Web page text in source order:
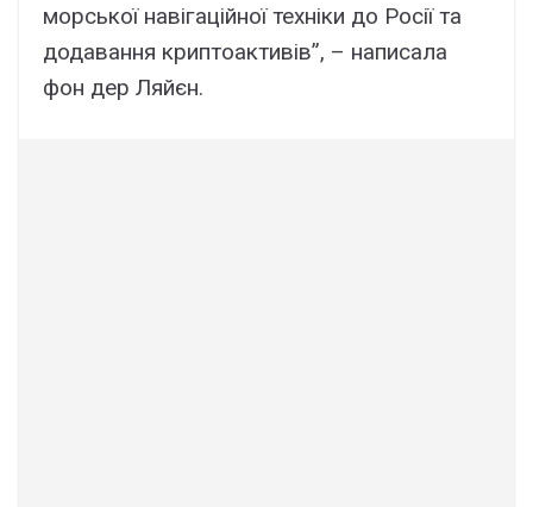
морської навігаційної техніки до Росії та
додавання криптоактивів”, – написала
фон дер Ляйєн.